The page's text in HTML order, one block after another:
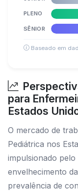
PLENO
SÊNIOR
Baseado em
para
Estados
O mercado de
Pediátrica nos
impulsionado
envelhecimento
prevalência de